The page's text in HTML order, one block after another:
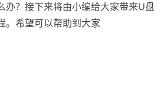
办？接下来将由小编给大家带来U盘
。希望可以帮助到大家